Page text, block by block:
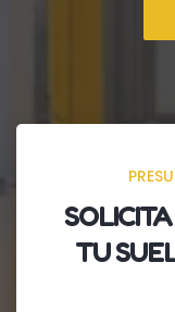
SOLICITA
TU